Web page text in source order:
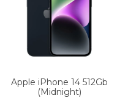
Apple iPhone 14 512Gb
(Midnight)